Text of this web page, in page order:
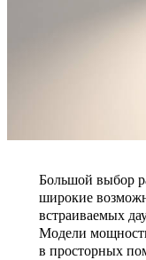
Большой выбор
широкие
встраиваемых
Модели
в просторных